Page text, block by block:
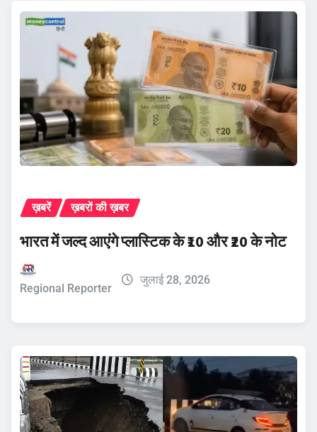
ख़बरें ख़बरों की ख़बर
भारत में जल्द आएंगे प्लास्टिक के ₹10 और ₹20 के नोट
Regional Reporter
जुलाई 28, 2026